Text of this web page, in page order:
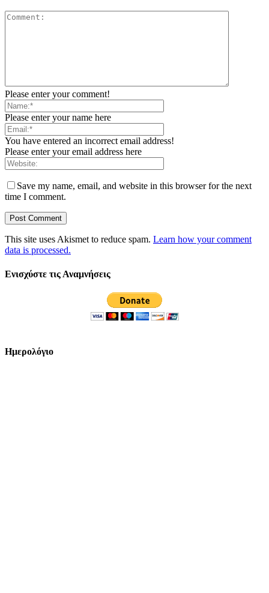
Please enter your comment!
Please enter your name here
You have entered an incorrect email address!
Please enter your email address here
Save my name, email, and website in this browser for the next
time I comment.
This site uses Akismet to reduce spam. Learn how your comment
data is processed.
Ενισχύστε τις Αναμνήσεις
Ημερολόγιο